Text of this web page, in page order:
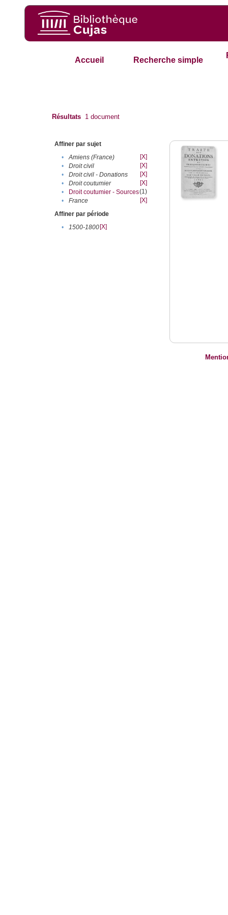
Accueil Recherche simple
Résultats 1 document
Affiner par sujet
•
Amiens (France)
[X]
•
Droit civil
[X]
•
Droit civil - Donations
[X]
•
Droit coutumier
[X]
•
Droit coutumier - Sources(1)
•
France
[X]
Affiner par période
•
1500-1800[X]